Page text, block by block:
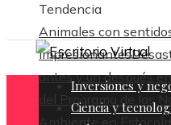
Tendencia
Animales con
impresionantes
antes y un después
del Programa de las
Ambiente en
Inversiones y
Ciencia y